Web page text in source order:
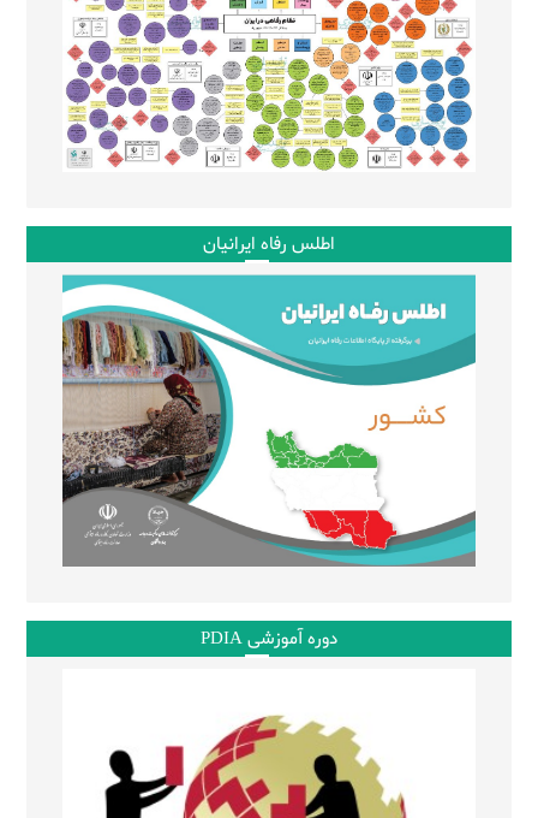
اطلس رفاه ایرانیان
دوره آموزشی PDIA